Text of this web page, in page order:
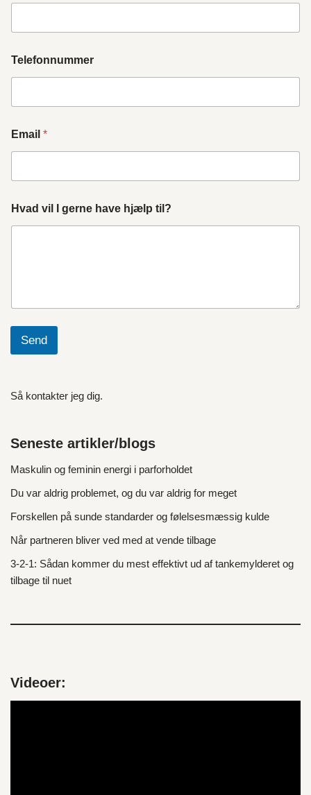
Telefonnummer
Email *
Hvad vil I gerne have hjælp til?
Send
Så kontakter jeg dig.
Seneste artikler/blogs
Maskulin og feminin energi i parforholdet
Du var aldrig problemet, og du var aldrig for meget
Forskellen på sunde standarder og følelsesmæssig kulde
Når partneren bliver ved med at vende tilbage
3‑2‑1: Sådan kommer du mest effektivt ud af tankemylderet og
tilbage til nuet
Videoer: